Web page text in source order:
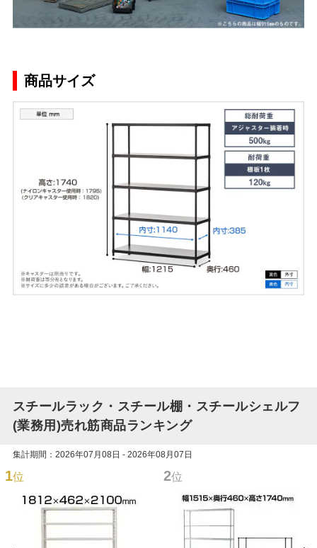
商品サイズ
スチールラック・スチール棚・スチールシェルフ
(業務用)売れ筋商品ランキング
集計期間：2026年07月08日 - 2026年08月07日
1位 2位